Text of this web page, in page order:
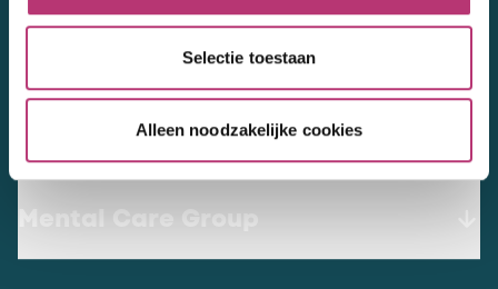
Selectie toestaan
Alleen noodzakelijke cookies
NL Mental Care Group B.V.:
Vacatures
Mental Care Group